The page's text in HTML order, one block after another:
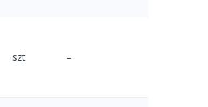
szt –